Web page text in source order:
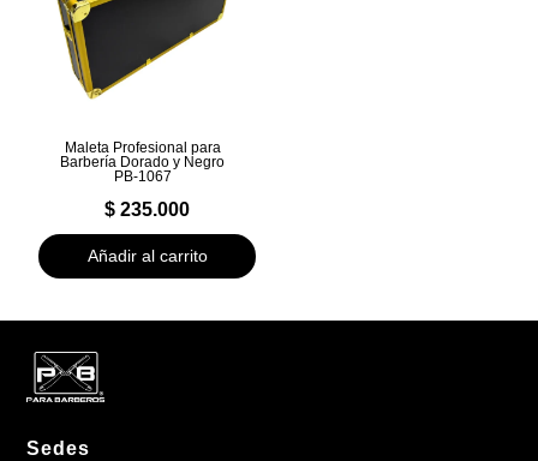
Maleta Profesional para
Barbería Dorado y Negro
PB-1067
$ 235.000
Añadir al carrito
Sedes